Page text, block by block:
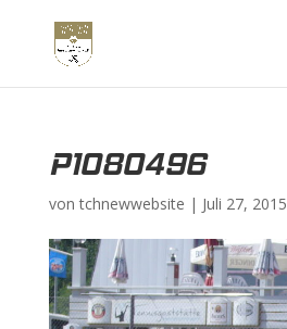
P1080496
vontchnewwebsite | Juli 27, 2015